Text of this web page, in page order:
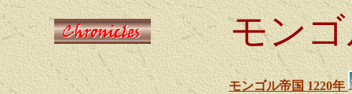
モンゴ
モンゴル帝国 1220年